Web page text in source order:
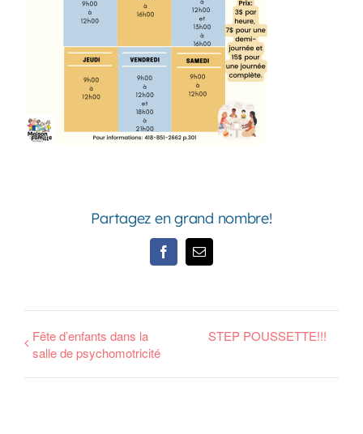
Partagez en grand nombre!
FacebookEmail
Fête d’enfants dans la
salle de psychomotricité
STEP POUSSETTE!!!